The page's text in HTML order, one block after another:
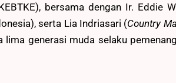
bersama dengan Ir. Eddie
serta Lia Indriasari (Country
generasi muda selaku